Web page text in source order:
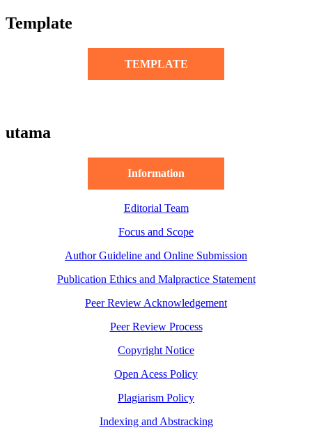
Template
TEMPLATE
utama
Information
Editorial Team
Focus and Scope
Author Guideline and Online Submission
Publication Ethics and Malpractice Statement
Peer Review Acknowledgement
Peer Review Process
Copyright Notice
Open Acess Policy
Plagiarism Policy
Indexing and Abstracking